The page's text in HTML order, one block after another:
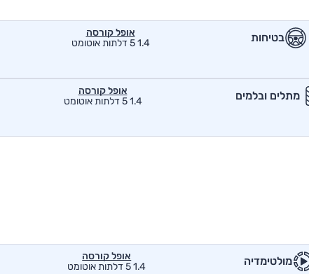
בטיחות
אופל קורסה
1.4 5 דלתות אוטומט
מתלים ובלמים
אופל קורסה
1.4 5 דלתות אוטומט
מולטימדיה
אופל קורסה
1.4 5 דלתות אוטומט